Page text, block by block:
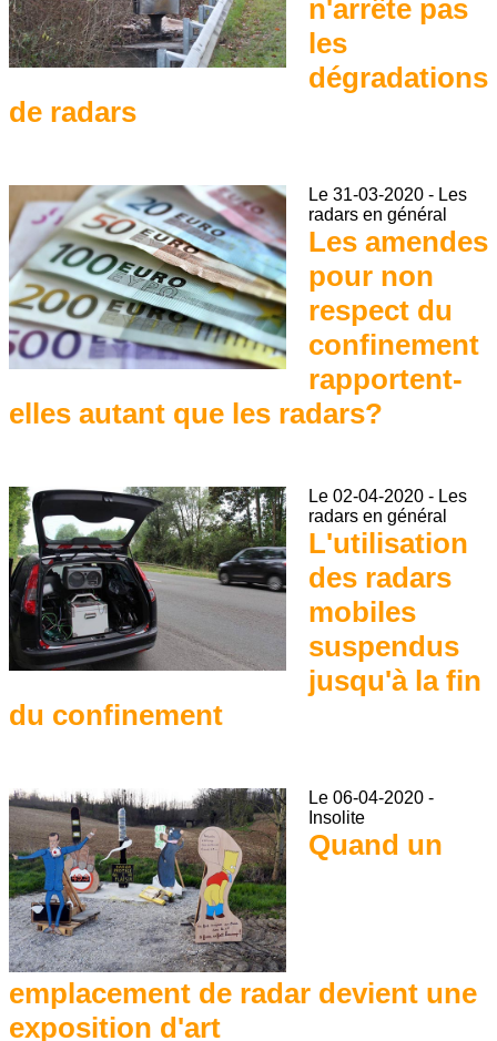
n'arrête pas
les
dégradations
de radars
Le 31-03-2020 - Les
radars en général
Les amendes
pour non
respect du
confinement
rapportent-
elles autant que les radars?
Le 02-04-2020 - Les
radars en général
L'utilisation
des radars
mobiles
suspendus
jusqu'à la fin
du confinement
Le 06-04-2020 -
Insolite
Quand un
emplacement de radar devient une
exposition d'art